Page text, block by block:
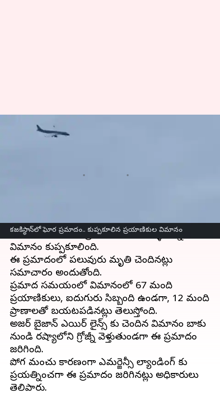
కజకిస్థాన్‌లో ఘోర ప్రమాదం.. కుప్పకూలిన ప్రయాణికుల విమానం
Plane Crash: కజకిస్థాన్‌లో ఘోర
ప్రమాదం.. కుప్పకూలిన ప్రయాణికుల
కజకిస్తాన్‌లో ఘోర ప్రమాదం చోటు చేసుకుంది. అక్టౌ
నగరానికి సమీపంలో ప్రయాణికులతో వెళ్ళి ఉన్న ఒక
విమానం కుప్పకూలింది.
ఈ ప్రమాదంలో పలువురు మృతి చెందినట్లు
సమాచారం అందుతోంది.
ప్రమాద సమయంలో విమానంలో 67 మంది
ప్రయాణికులు, ఐదుగురు సిబ్బంది ఉండగా, 12 మంది
ప్రాణాలతో బయటపడినట్లు తెలుస్తోంది.
అజర్ బైజాన్ ఎయిర్ లైన్స్ కు చెందిన విమానం బాకు
నుండి రష్యాలోని గ్రోజ్నీకి వెళ్తుతుండగా ఈ ప్రమాదం
జరిగింది.
పోగ మంచు కారణంగా ఎమర్జెన్సీ ల్యాండింగ్ కు
ప్రయత్నించగా ఈ ప్రమాదం జరిగినట్లు అధికారులు